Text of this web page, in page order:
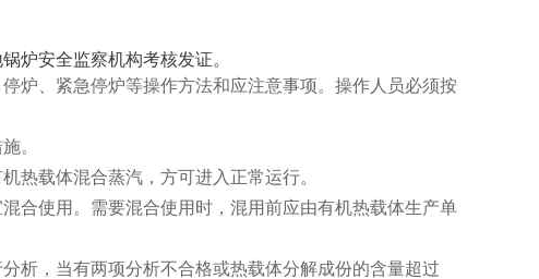
炉安全监察机构考核发证。
炉、紧急停炉等操作方法和应注意事项。操作人员必须按
。
热载体混合蒸汽，方可进入正常运行。
合使用。需要混合使用时，混用前应由有机热载体生产单
析，当有两项分析不合格或热载体分解成份的含量超过